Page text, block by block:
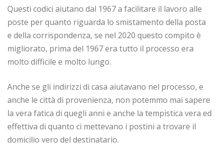
Questi codici aiutano dal 1967 a facilitare il lavoro alle
poste per quanto riguarda lo smistamento della posta
e della corrispondenza, se nel 2020 questo compito è
migliorato, prima del 1967 era tutto il processo era
molto difficile e molto lungo.
Anche se gli indirizzi di casa aiutavano nel processo, e
anche le città di provenienza, non potemmo mai sapere
la vera fatica di quegli anni e anche la tempistica vera ed
effettiva di quanto ci mettevano i postini a trovare il
domicilio vero del destinatario.